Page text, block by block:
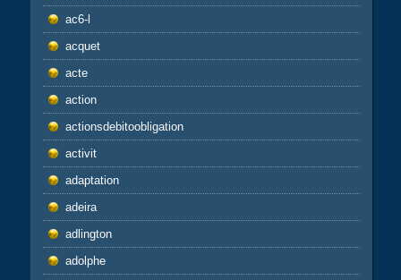
ac6-l
acquet
acte
action
actionsdebitoobligation
activit
adaptation
adeira
adlington
adolphe